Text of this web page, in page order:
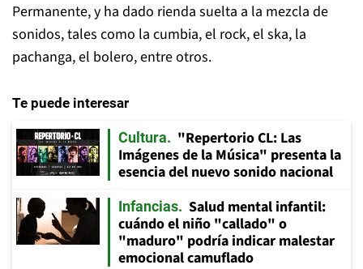
Permanente, y ha dado rienda suelta a la mezcla de
sonidos, tales como la cumbia, el rock, el ska, la
pachanga, el bolero, entre otros.
Te puede interesar
Cultura
"Repertorio CL: Las
Imágenes de la Música" presenta la
esencia del nuevo sonido nacional
Infancias
Salud mental infantil:
cuándo el niño "callado" o
"maduro" podría indicar malestar
emocional camuflado